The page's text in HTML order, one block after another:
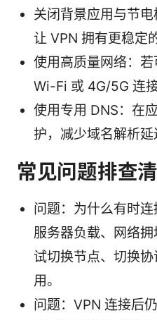
关闭背景应用与节电
让 VPN 拥有更稳定
使用高质量网络：
Wi-Fi 或 4G/5G 连接
使用专用 DNS：在
护，减少域名解析延
常见问题排查
问题：为什么有时
服务器负载、网络
试切换节点、切换
用。
问题：VPN 连接后